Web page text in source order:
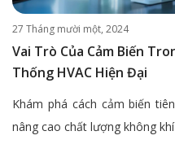
27 Tháng mười một, 2024
Vai Trò Của Cảm Biến
Thống HVAC Hiện Đại
Khám phá cách cảm biến
nâng cao chất lượng không